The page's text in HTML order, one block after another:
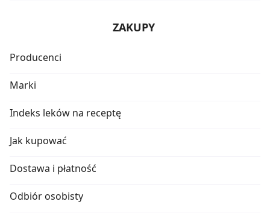
ZAKUPY
Producenci
Marki
Indeks leków na receptę
Jak kupować
Dostawa i płatność
Odbiór osobisty